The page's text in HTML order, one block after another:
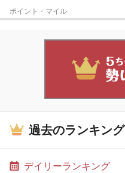
ポイント・マイル
過去のランキング
デイリーランキング